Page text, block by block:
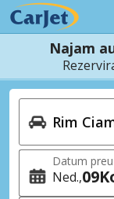
Najam
Datum
Ned. 09